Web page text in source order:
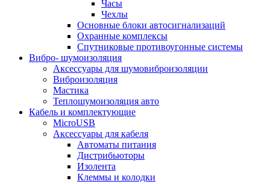
Часы
Чехлы
Основные блоки автосигнализаций
Охранные комплексы
Спутниковые противоугонные системы
Вибро- шумоизоляция
Аксессуары для шумовиброизоляции
Виброизоляция
Мастика
Теплошумоизоляция авто
Кабель и комплектующие
MicroUSB
Аксессуары для кабеля
Автоматы питания
Дистрибьюторы
Изолента
Клеммы и колодки